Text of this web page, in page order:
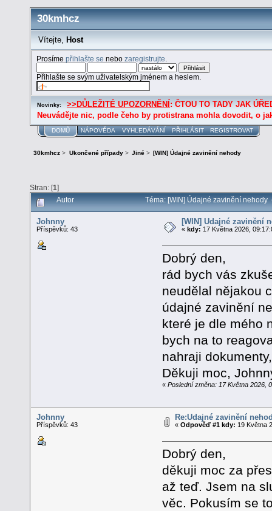
30kmhcz
Vítejte, Host
Prosímepřihlašte se nebozaregistrujte
Přihlašte se svým uživatelským jménem a heslem.
Novinky: >>DŮLEŽITÉ UPOZORNĚNÍ : ČTOU TO TADY JAK
Neuvádějte nic, podle čeho by protistrana mohla dovodit, o
DOMŮ NÁPOVĚDA VYHLEDÁVÁNÍ PŘIHLÁSIT REGISTROVAT
30kmhcz > Ukončené případy> Jiné> [WIN] Údajné zavinění nehody
Stran: [1]
Autor Téma: [WIN] Údajné zavinění nehody
Johnny
Příspěvků: 43
[WIN] Údajné zavinění
« kdy: 17 Května 2026,
Dobrý den,
rád bych vás
neudělal nějakou
údajné zavinění
které je dle mého
bych na to
nahraji
Děkuji moc,
« Poslední změna: 17 Května 2026,
Johnny
Příspěvků: 43
Re:Údajné zavinění
«Odpověď #1 kdy: 19 Května
Dobrý den,
děkuji moc za
až teď. Jsem na
věc. Pokusím se